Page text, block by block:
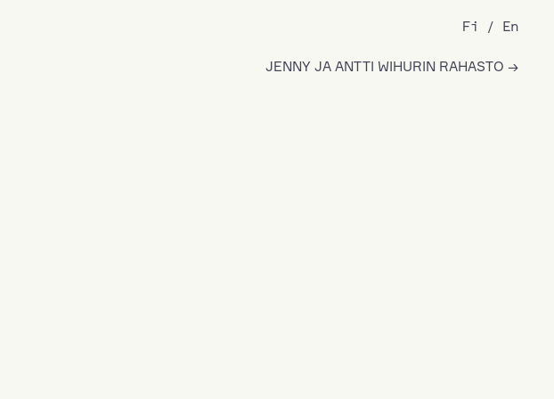
JENNY JA ANTTI WIHURIN RAHASTO
Fi En